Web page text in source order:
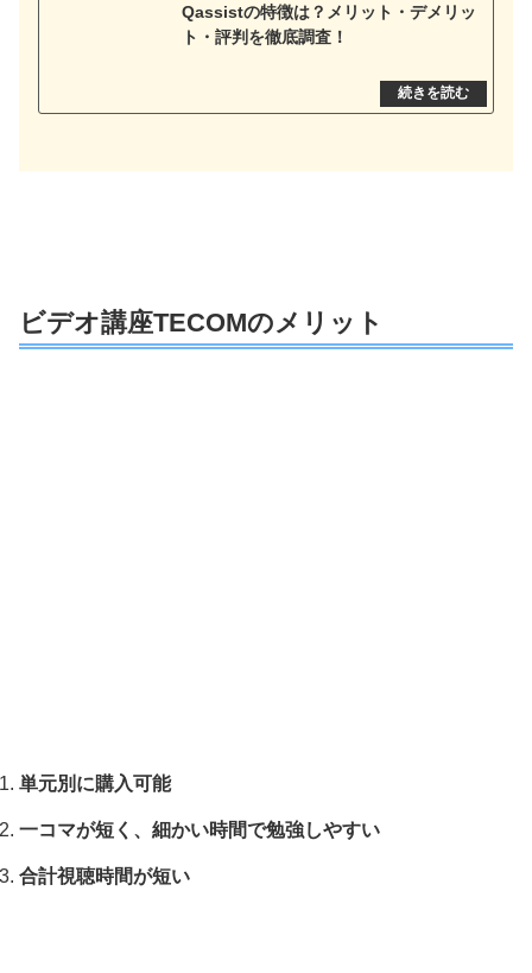
Qassistの特徴は？メリット・デメリッ
ト・評判を徹底調査！
ビデオ講座TECOMのメリット
単元別に購入可能
一コマが短く、細かい時間で勉強しやすい
合計視聴時間が短い